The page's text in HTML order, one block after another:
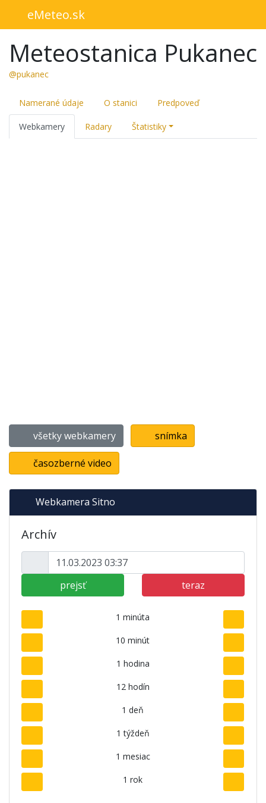
eMeteo.sk
Meteostanica Pukanec
@pukanec
Namerané údaje O stanici Predpoveď
Webkamery Radary Štatistiky
všetky webkamery snímka
časozberné video
Webkamera Sitno
Archív
prejsť teraz
1 minúta
10 minút
1 hodina
12 hodín
1 deň
1 týždeň
1 mesiac
1 rok